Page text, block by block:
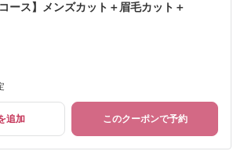
ース】メンズカット＋眉毛カット＋
追加 このクーポンで予約